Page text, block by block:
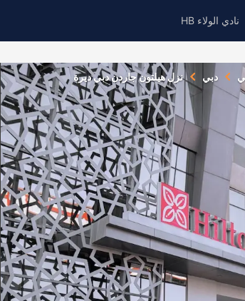
نادي الولاء HB
دبي نزل هيلتون جاردن دبي ديرة